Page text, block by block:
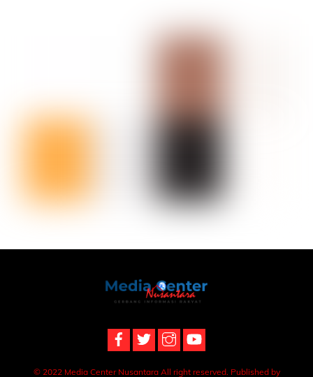
Back
To
© 2022 Media Center Nusantara All right reserved. Published by